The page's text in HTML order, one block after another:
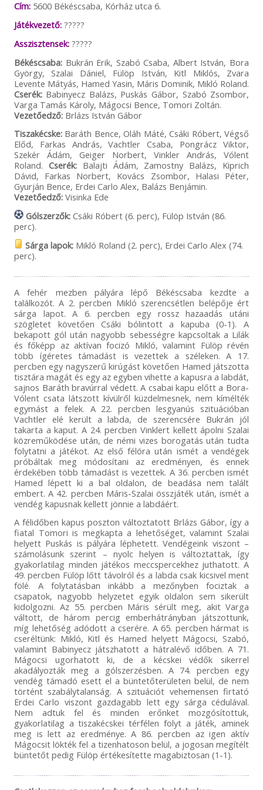
Cím:5600 Békéscsaba, Kórház utca 6.
Játékvezető:?????
Asszisztensek:?????
Békéscsaba:Bukrán Erik, Szabó Csaba, Albert István, Bora
György, Szalai Dániel, Fülöp István, Kitl Miklós, Zvara
Levente Mátyás, Hamed Yasin, Máris Dominik, Mikló Roland.
Cserék:Babinyecz Balázs, Puskás Gábor, Szabó Zsombor,
Varga Tamás Károly, Mágocsi Bence, Tomori Zoltán.
Vezetőedző:Brlázs István Gábor
Tiszakécske:Baráth Bence, Oláh Máté, Csáki Róbert, Végső
Előd, Farkas András, Vachtler Csaba, Pongrácz Viktor,
Szekér Ádám, Geiger Norbert, Vinkler András, Vólent
Roland. Cserék:Balajti Ádám, Zamostny Balázs, Kiprich
Dávid, Farkas Norbert, Kovács Zsombor, Halasi Péter,
Gyurján Bence, Erdei Carlo Alex, Balázs Benjámin.
Vezetőedző:Visinka Ede
Gólszerzők:Csáki Róbert (6. perc), Fülöp István (86.
perc).
Sárga lapok:Mikló Roland (2. perc), Erdei Carlo Alex (74.
perc).
A fehér mezben pályára lépő Békéscsaba kezdte a
találkozót. A 2. percben Mikló szerencsétlen belépője ért
sárga lapot. A 6. percben egy rossz hazaadás utáni
szögletet követően Csáki bólintott a kapuba (0-1). A
bekapott gól után nagyobb sebességre kapcsoltak a Lilák
és főképp az aktívan focizó Mikló, valamint Fülöp révén
több ígéretes támadást is vezettek a széleken. A 17.
percben egy nagyszerű kirúgást követően Hamed játszotta
tisztára magát és egy az egyben vihette a kapusra a labdát,
sajnos Baráth bravúrral védett. A csabai kapu előtt a Bora-
Vólent csata látszott kívülről küzdelmesnek, nem kímélték
egymást a felek. A 22. percben lesgyanús szituációban
Vachtler elé került a labda, de szerencsére Bukrán jól
takarta a kaput. A 24. percben Vinklert kellett ápolni Szalai
közreműködése után, de némi vizes borogatás után tudta
folytatni a játékot. Az első félóra után ismét a vendégek
próbáltak meg módosítani az eredményen, és ennek
érdekében több támadást is vezettek. A 36. percben ismét
Hamed lépett ki a bal oldalon, de beadása nem talált
embert. A 42. percben Máris-Szalai összjáték után, ismét a
vendég kapusnak kellett jönnie a labdáért.
A félidőben kapus poszton változtatott Brlázs Gábor, így a
fiatal Tomori is megkapta a lehetőséget, valamint Szalai
helyett Puskás is pályára léphetett. Vendégeink viszont –
számolásunk szerint – nyolc helyen is változtattak, így
gyakorlatilag minden játékos meccspercekhez juthatott. A
49. percben Fülöp lőtt távolról és a labda csak kicsivel ment
fölé. A folytatásban inkább a mezőnyben fociztak a
csapatok, nagyobb helyzetet egyik oldalon sem sikerült
kidolgozni. Az 55. percben Máris sérült meg, akit Varga
váltott, de három percig emberhátrányban játszottunk,
míg lehetőség adódott a cserére. A 65. percben hármat is
cseréltünk: Mikló, Kitl és Hamed helyett Mágocsi, Szabó,
valamint Babinyecz játszhatott a hátralévő időben. A 71.
Mágocsi ugorhatott ki, de a kécskei védők sikerrel
akadályozták meg a gólszerzésben. A 74. percben egy
vendég támadó esett el a büntetőterületen belül, de nem
történt szabálytalanság. A szituációt vehemensen firtató
Erdei Carlo viszont gazdagabb lett egy sárga cédulával.
Nem adtuk fel és minden erőnket mozgósítottuk,
gyakorlatilag a tiszakécskei térfélen folyt a játék, aminek
meg is lett az eredménye. A 86. percben az igen aktív
Mágocsit lökték fel a tizenhatoson belül, a jogosan megítélt
büntetőt pedig Fülöp értékesítette magabiztosan (1-1).